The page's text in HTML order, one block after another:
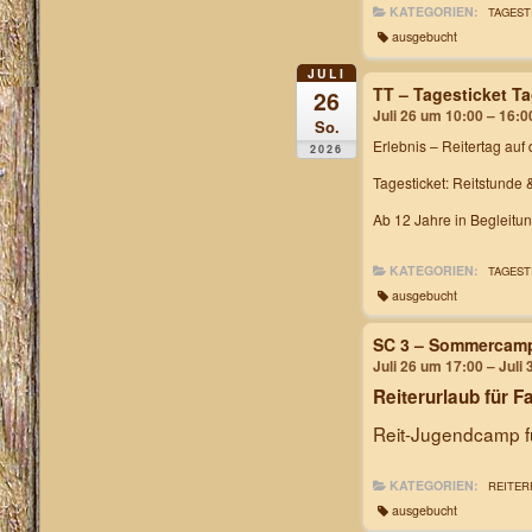
KATEGORIEN:
ausgebucht
JULI
26
So.
2026
TT – Tagesticket
Juli 26 um 10:00 –
Erlebnis – Reitertag auf
Tagesticket: Reitstunde
Ab 12 Jahre in
KATEGORIEN:
ausgebucht
SC 3 –
Juli 26 um 17:00 – Juli
Reiterurlaub für
Reit-Jugendcamp
KATEGORIEN:
ausgebucht